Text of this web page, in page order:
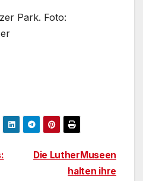
Park. Foto:
Die LutherMuseen
halten ihre